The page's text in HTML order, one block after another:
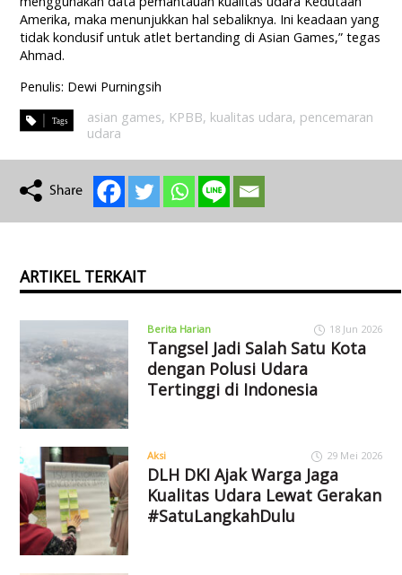
Amerika, maka menunjukkan hal sebaliknya. Ini keadaan yang
tidak kondusif untuk atlet bertanding di Asian Games,” tegas
Ahmad.
Penulis: Dewi Purningsih
asian games, KPBB, kualitas udara, pencemaran
udara
ARTIKEL TERKAIT
Berita Harian 18 Jun 2026
Tangsel Jadi Salah Satu Kota
dengan Polusi Udara
Tertinggi di Indonesia
Aksi 29 Mei 2026
DLH DKI Ajak Warga Jaga
Kualitas Udara Lewat Gerakan
#SatuLangkahDulu